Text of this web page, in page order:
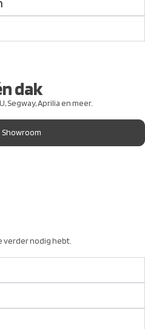
dak
Segway, Aprilia en meer.
Showroom
verder nodig hebt.